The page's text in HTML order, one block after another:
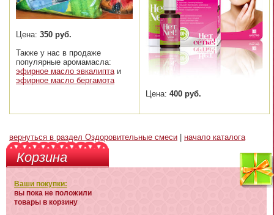
Цена: 350 руб.
Также у нас в продаже
популярные аромамасла:
эфирное масло эвкалиптаи
эфирное масло бергамота
Цена: 400 руб.
вернуться в раздел Оздоровительные смеси начало каталога
Корзина
Ваши покупки:
вы пока не положили
товары в корзину